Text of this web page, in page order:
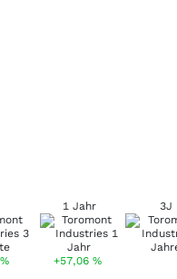
%
1 Jahr
+57,06 %
3J